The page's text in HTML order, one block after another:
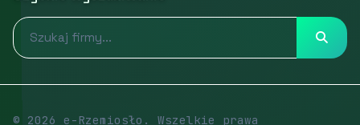
© 2026 e-Rzemiosło. Wszelkie prawa